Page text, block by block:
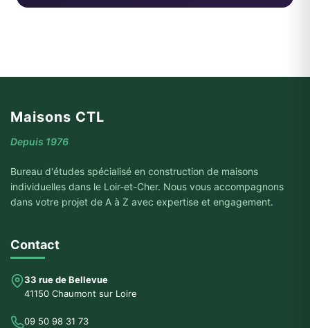
Maisons CTL
Depuis 1976
Bureau d'études spécialisé en construction de maisons
individuelles dans le Loir-et-Cher. Nous vous accompagnons
dans votre projet de A à Z avec expertise et engagement.
Contact
33 rue de Bellevue
41150 Chaumont sur Loire
09 50 98 31 73